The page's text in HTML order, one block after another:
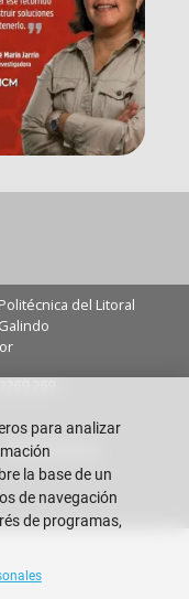
para analizar
la base de un
de navegación
de programas,
del Litoral
Vida FIMCM